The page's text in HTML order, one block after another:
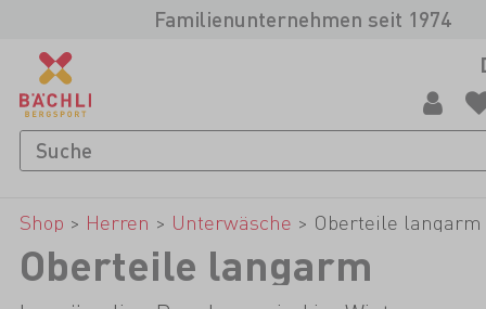
Familienunternehmen seit 1974
Shop > Herren > Unterwäsche > Oberteile langarm
Oberteile langarm